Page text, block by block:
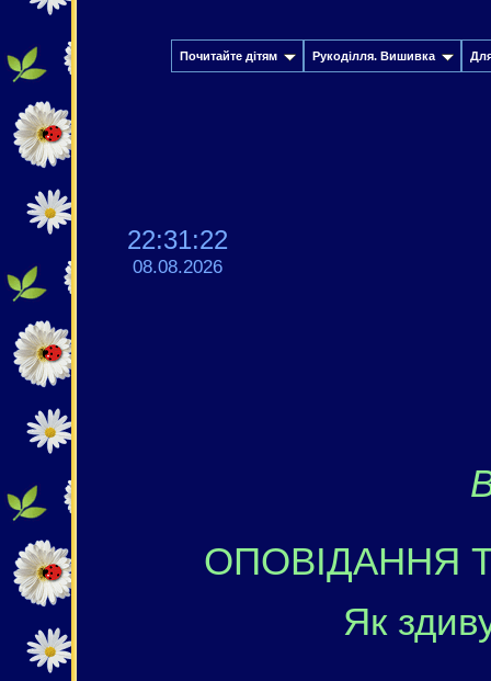
Почитайте дітям Рукоділля. Вишивка
22:31:23
08.08.2026
ОПОВІДАННЯ
Як